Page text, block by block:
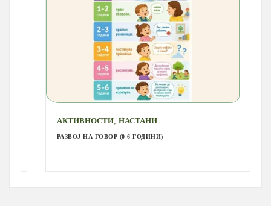
АКТИВНОСТИ,НАСТАНИ
РАЗВОЈ НА ГОВОР (0-6 ГОДИНИ)